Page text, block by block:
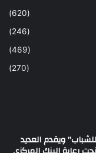
(620)
(246)
(469)
(270)
ويقدم العديد